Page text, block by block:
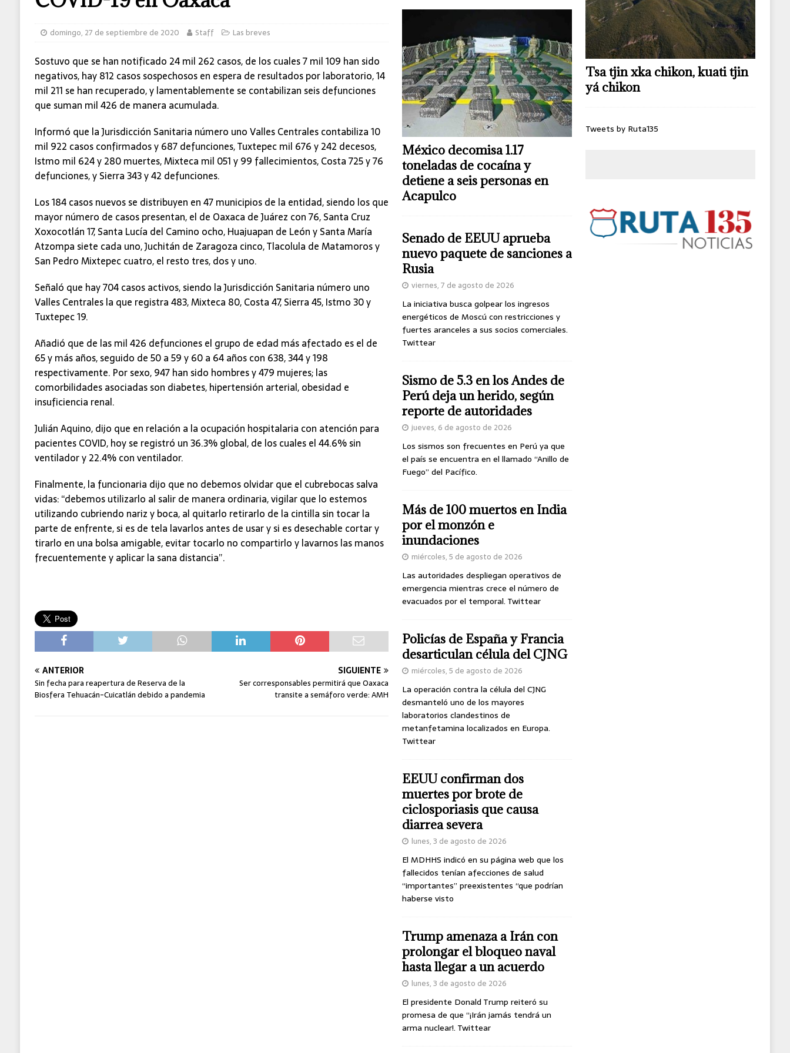
domingo, 27 de septiembre de 2020 Staff Las breves
Sostuvo que se han notificado 24 mil 262 casos, de los cuales 7 mil 109 han sido
negativos, hay 812 casos sospechosos en espera de resultados por laboratorio, 14
mil 211 se han recuperado, y lamentablemente se contabilizan seis defunciones
que suman mil 426 de manera acumulada.
Informó que la Jurisdicción Sanitaria número uno Valles Centrales contabiliza 10
mil 922 casos confirmados y 687 defunciones, Tuxtepec mil 676 y 242 decesos,
Istmo mil 624 y 280 muertes, Mixteca mil 051 y 99 fallecimientos, Costa 725 y 76
defunciones, y Sierra 343 y 42 defunciones.
Los 184 casos nuevos se distribuyen en 47 municipios de la entidad, siendo los que
mayor número de casos presentan, el de Oaxaca de Juárez con 76, Santa Cruz
Xoxocotlán 17, Santa Lucía del Camino ocho, Huajuapan de León y Santa María
Atzompa siete cada uno, Juchitán de Zaragoza cinco, Tlacolula de Matamoros y
San Pedro Mixtepec cuatro, el resto tres, dos y uno.
Señaló que hay 704 casos activos, siendo la Jurisdicción Sanitaria número uno
Valles Centrales la que registra 483, Mixteca 80, Costa 47, Sierra 45, Istmo 30 y
Tuxtepec 19.
Añadió que de las mil 426 defunciones el grupo de edad más afectado es el de
65 y más años, seguido de 50 a 59 y 60 a 64 años con 638, 344 y 198
respectivamente. Por sexo, 947 han sido hombres y 479 mujeres; las
comorbilidades asociadas son diabetes, hipertensión arterial, obesidad e
insuficiencia renal.
Julián Aquino, dijo que en relación a la ocupación hospitalaria con atención para
pacientes COVID, hoy se registró un 36.3% global, de los cuales el 44.6% sin
ventilador y 22.4% con ventilador.
Finalmente, la funcionaria dijo que no debemos olvidar que el cubrebocas salva
vidas: “debemos utilizarlo al salir de manera ordinaria, vigilar que lo estemos
utilizando cubriendo nariz y boca, al quitarlo retirarlo de la cintilla sin tocar la
parte de enfrente, si es de tela lavarlos antes de usar y si es desechable cortar y
tirarlo en una bolsa amigable, evitar tocarlo no compartirlo y lavarnos las manos
frecuentemente y aplicar la sana distancia”.
ANTERIOR
Sin fecha para reapertura de Reserva de la
Biosfera Tehuacán-Cuicatlán debido a pandemia
SIGUIENTE
Ser corresponsables permitirá que Oaxaca
transite a semáforo verde: AMH
México decomisa 1.17
toneladas de cocaína y
detiene a seis personas en
Acapulco
Senado de EEUU aprueba
nuevo paquete de sanciones a
Rusia
viernes, 7 de agosto de 2026
La iniciativa busca golpear los ingresos
energéticos de Moscú con restricciones y
fuertes aranceles a sus socios comerciales.
Twittear
Sismo de 5.3 en los Andes de
Perú deja un herido, según
reporte de autoridades
jueves, 6 de agosto de 2026
Los sismos son frecuentes en Perú ya que
el país se encuentra en el llamado “Anillo de
Fuego” del Pacífico.
Más de 100 muertos en India
por el monzón e
inundaciones
miércoles, 5 de agosto de 2026
Las autoridades despliegan operativos de
emergencia mientras crece el número de
evacuados por el temporal. Twittear
Policías de España y Francia
desarticulan célula del CJNG
miércoles, 5 de agosto de 2026
La operación contra la célula del CJNG
desmanteló uno de los mayores
laboratorios clandestinos de
metanfetamina localizados en Europa.
Twittear
EEUU confirman dos
muertes por brote de
ciclosporiasis que causa
diarrea severa
lunes, 3 de agosto de 2026
El MDHHS indicó en su página web que los
fallecidos tenían afecciones de salud
“importantes” preexistentes “que podrían
haberse visto
Trump amenaza a Irán con
prolongar el bloqueo naval
hasta llegar a un acuerdo
lunes, 3 de agosto de 2026
El presidente Donald Trump reiteró su
promesa de que “¡Irán jamás tendrá un
arma nuclear!. Twittear
Tsa tjin xka chikon, kuati tjin
yá chikon
Tweets by Ruta135